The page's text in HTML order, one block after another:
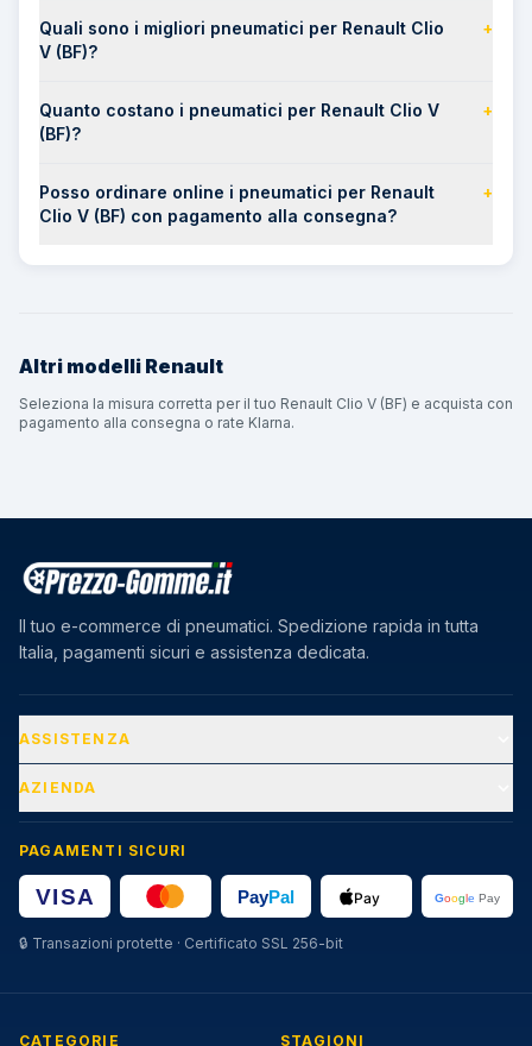
Quali sono i migliori pneumatici per Renault Clio
V (BF)?
+
Quanto costano i pneumatici per Renault Clio V
(BF)?
+
Posso ordinare online i pneumatici per Renault
Clio V (BF) con pagamento alla consegna?
+
Altri modelli Renault
Seleziona la misura corretta per il tuo Renault Clio V (BF) e acquista con
pagamento alla consegna o rate Klarna.
Il tuo e-commerce di pneumatici. Spedizione rapida in tutta
Italia, pagamenti sicuri e assistenza dedicata.
ASSISTENZA
AZIENDA
PAGAMENTI SICURI
🔒 Transazioni protette · Certificato SSL 256-bit
CATEGORIE STAGIONI